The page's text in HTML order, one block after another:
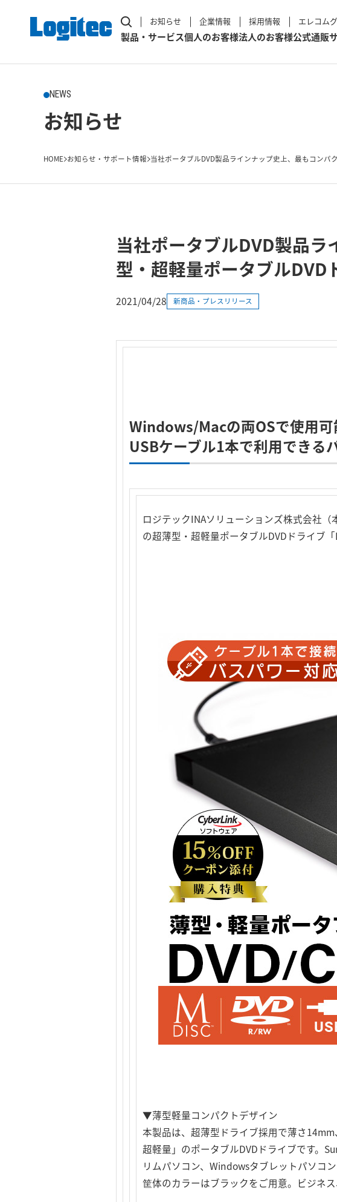
お知らせ 企業情報 採用情報 エレコム
製品・サービス個人のお客様法人のお客様公式通販
NEWS
お知らせ
HOME お知らせ・サポート情報 当社ポータブルDVD製品ラインナップ史上、最もコンパ
当社ポータブルDVD製品
型・超軽量ポータブルDVD
2021/04/28 新商品・プレスリリース
Windows/Macの両OSで使用可
USBケーブル1本で利用できる
ロジテックINAソリューションズ株式会社
の超薄型・超軽量ポータブルDVDドライブ
▼薄型軽量コンパクトデザイン
本製品は、超薄型ドライブ採用で薄さ
超軽量」のポータブルDVDドライブです。
リムパソコン、Windowsタブレットパソコ
筐体のカラーはブラックをご用意。ビジネ